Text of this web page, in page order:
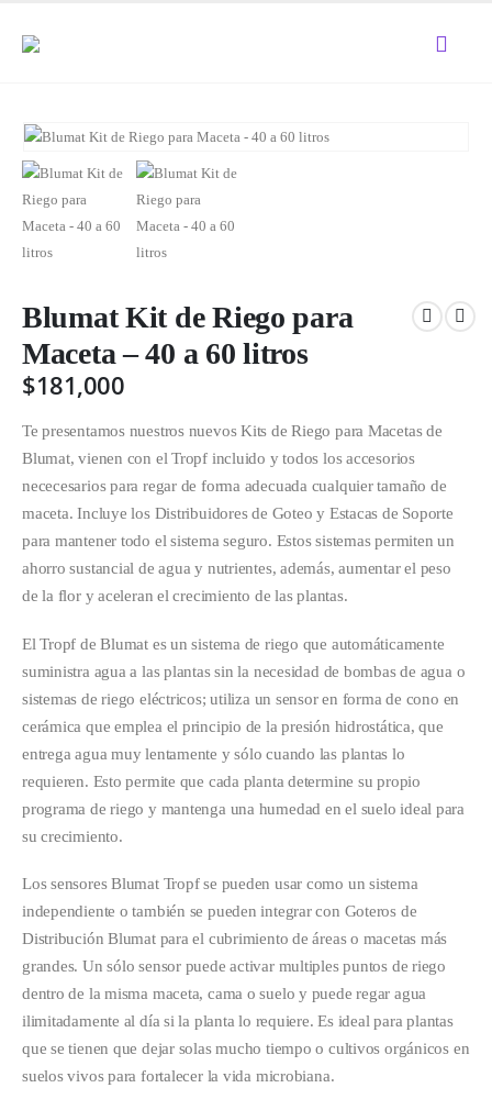
Blumat Kit de Riego para
Maceta – 40 a 60 litros
$181,000
Te presentamos nuestros nuevos Kits de Riego para Macetas de
Blumat, vienen con el Tropf incluido y todos los accesorios
nececesarios para regar de forma adecuada cualquier tamaño de
maceta. Incluye los Distribuidores de Goteo y Estacas de Soporte
para mantener todo el sistema seguro. Estos sistemas permiten un
ahorro sustancial de agua y nutrientes, además, aumentar el peso
de la flor y aceleran el crecimiento de las plantas.
El Tropf de Blumat es un sistema de riego que automáticamente
suministra agua a las plantas sin la necesidad de bombas de agua o
sistemas de riego eléctricos; utiliza un sensor en forma de cono en
cerámica que emplea el principio de la presión hidrostática, que
entrega agua muy lentamente y sólo cuando las plantas lo
requieren. Esto permite que cada planta determine su propio
programa de riego y mantenga una humedad en el suelo ideal para
su crecimiento.
Los sensores Blumat Tropf se pueden usar como un sistema
independiente o también se pueden integrar con Goteros de
Distribución Blumat para el cubrimiento de áreas o macetas más
grandes. Un sólo sensor puede activar multiples puntos de riego
dentro de la misma maceta, cama o suelo y puede regar agua
ilimitadamente al día si la planta lo requiere. Es ideal para plantas
que se tienen que dejar solas mucho tiempo o cultivos orgánicos en
suelos vivos para fortalecer la vida microbiana.